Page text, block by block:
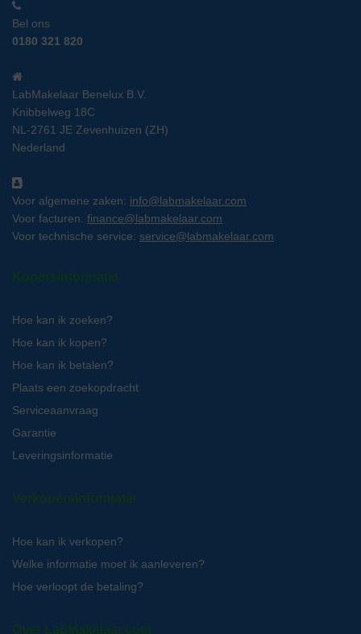
Bel ons
0180 321 820
LabMakelaar Benelux B.V.
Knibbelweg 18C
NL-2761 JE Zevenhuizen (ZH)
Nederland
Voor algemene zaken: info@labmakelaar.com
Voor facturen: finance@labmakelaar.com
Voor technische service: service@labmakelaar.com
Kopersinformatie
Hoe kan ik zoeken?
Hoe kan ik kopen?
Hoe kan ik betalen?
Plaats een zoekopdracht
Serviceaanvraag
Garantie
Leveringsinformatie
Verkopersinformatie
Hoe kan ik verkopen?
Welke informatie moet ik aanleveren?
Hoe verloopt de betaling?
Over LabMakelaar.com